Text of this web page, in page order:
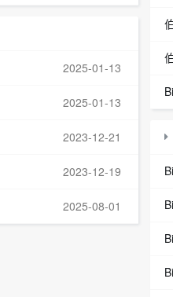
2025-01-13
2025-01-13
2023-12-21
2023-12-19
2025-08-01